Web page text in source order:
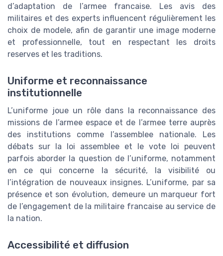
d’adaptation de l’armee francaise. Les avis des
militaires et des experts influencent régulièrement les
choix de modele, afin de garantir une image moderne
et professionnelle, tout en respectant les droits
reserves et les traditions.
Uniforme et reconnaissance
institutionnelle
L’uniforme joue un rôle dans la reconnaissance des
missions de l’armee espace et de l’armee terre auprès
des institutions comme l’assemblee nationale. Les
débats sur la loi assemblee et le vote loi peuvent
parfois aborder la question de l’uniforme, notamment
en ce qui concerne la sécurité, la visibilité ou
l’intégration de nouveaux insignes. L’uniforme, par sa
présence et son évolution, demeure un marqueur fort
de l’engagement de la militaire francaise au service de
la nation.
Accessibilité et diffusion